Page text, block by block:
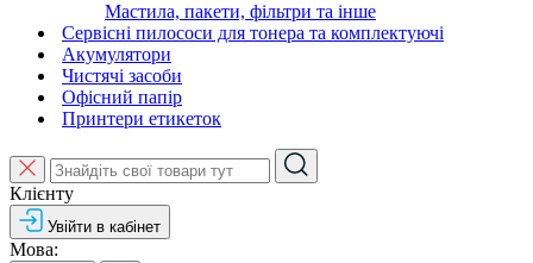
Мастила, пакети, фільтри та інше
Сервісні пилососи для тонера та комплектуючі
Акумулятори
Чистячі засоби
Офісний папір
Принтери етикеток
Клієнту
Увійти в кабінет
Мова: